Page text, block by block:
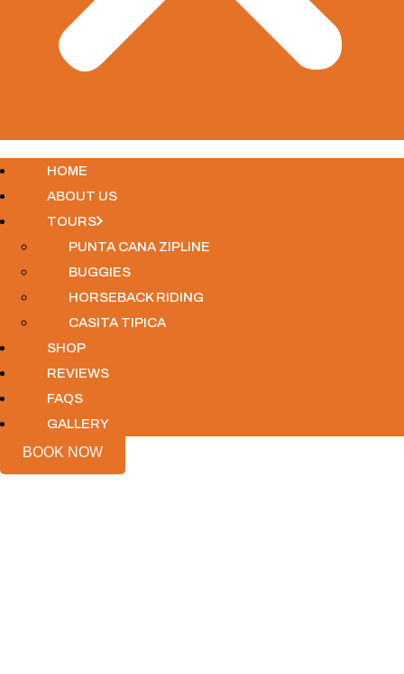
HOME
ABOUT US
TOURS
PUNTA CANA ZIPLINE
BUGGIES
HORSEBACK RIDING
CASITA TIPICA
SHOP
REVIEWS
FAQS
GALLERY
BOOK NOW